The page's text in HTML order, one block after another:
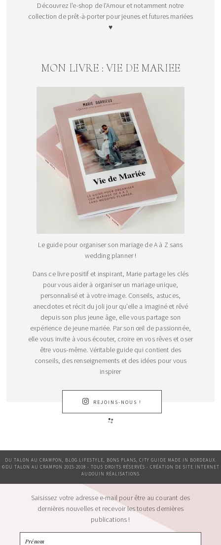
Découvrez l'e-shop de l'Amour et notamment notre
collection de prêt-à-porter pour jeunes et futures mariées
♥
MON LIVRE : VIE DE MARIEE
Le guide pour organiser son mariage de A à Z sans
wedding planner !
Dans ce livre positif et inspirant, Marie partage les clés
pour vous aider à organiser un mariage unique,
personnalisé et à votre image. Conseils, astuces,
anecdotes et récit du joli jour qu’elle a imaginé et rêvé
depuis son plus jeune âge, elle vous partage son
expérience de jeune mariée. Par son œil de passionnée,
elle vous invite à vous écouter, croire en vos rêves et oser
être vous-même. Véritable guide qui contient des
conseils, des renseignements et des idées pour vous
inspirer
REJOINS-NOUS !
DU TALON AU CRAMPON, BLOG LIFESTYLE, BONS PLANS, CITY GUIDE MADE IN BORDEAUX.
©DU TALON AU CRAMPON 2015-2018 - TOUS DROITS RÉSERVÉS - CRÉATION DE SITE INTERNET
AUDOUIN RÉALISATIONS
Saisissez votre adresse e-mail pour être au courant des
dernières nouvelles et recevoir les toutes dernières
publications !